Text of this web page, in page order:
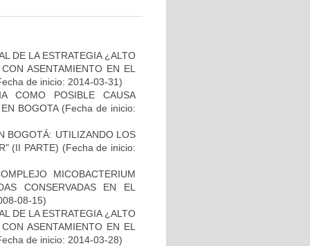
DE LA ESTRATEGIA ¿ALTO
ASENTAMIENTO EN EL
de inicio: 2014-03-31)
COMO POSIBLE CAUSA
BOGOTA(Fecha de inicio:
BOGOTÁ: UTILIZANDO LOS
(II PARTE) (Fecha de inicio:
MICOBACTERIUM
CONSERVADAS EN EL
08-15)
DE LA ESTRATEGIA ¿ALTO
ASENTAMIENTO EN EL
de inicio: 2014-03-28)